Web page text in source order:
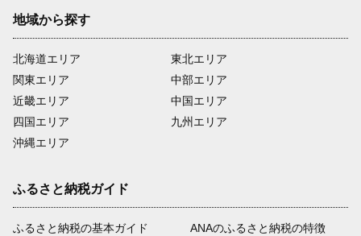
地域から探す
北海道エリア
関東エリア
近畿エリア
四国エリア
沖縄エリア
東北エリア
中部エリア
中国エリア
九州エリア
ふるさと納税ガイド
ふるさと納税の基本ガイド
ANAのふるさと納税の特徴